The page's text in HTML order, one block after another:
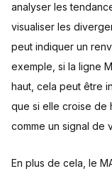
analyser les
visualiser les
peut indiquer un
exemple, si la ligne
haut, cela peut être
que si elle croise de
comme un signal de
En plus de cela, le